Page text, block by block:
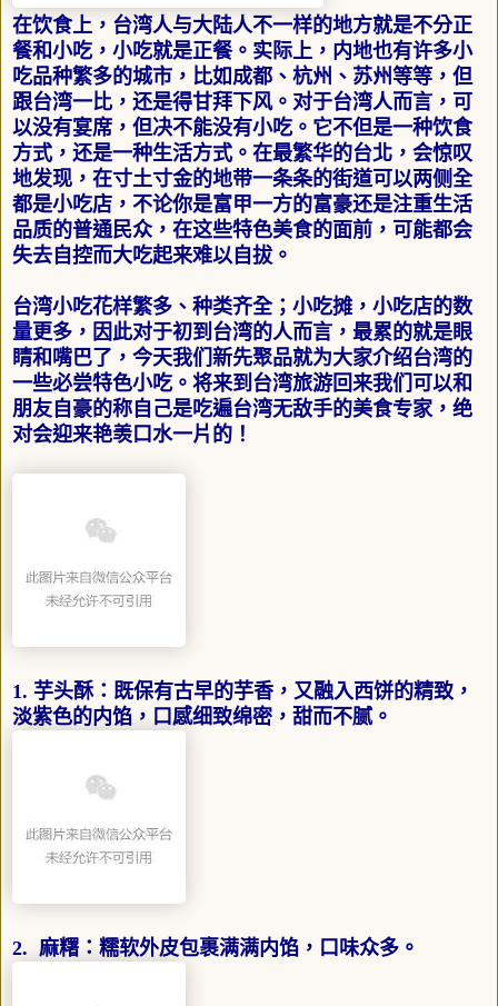
在饮食上，台湾人与大陆人不一样的地方就是不分正
餐和小吃，小吃就是正餐。实际上，内地也有许多小
吃品种繁多的城市，比如成都、杭州、苏州等等，但
跟台湾一比，还是得甘拜下风。对于台湾人而言，可
以没有宴席，但决不能没有小吃。它不但是一种饮食
方式，还是一种生活方式。在最繁华的台北，会惊叹
地发现，在寸土寸金的地带一条条的街道可以两侧全
都是小吃店，不论你是富甲一方的富豪还是注重生活
品质的普通民众，在这些特色美食的面前，可能都会
失去自控而大吃起来难以自拔。
台湾小吃花样繁多、种类齐全；小吃摊，小吃店的数
量更多，因此对于初到台湾的人而言，最累的就是眼
睛和嘴巴了，今天我们新先聚品就为大家介绍台湾的
一些必尝特色小吃。将来到台湾旅游回来我们可以和
朋友自豪的称自己是吃遍台湾无敌手的美食专家，绝
对会迎来艳羡口水一片的！
1. 芋头酥：既保有古早的芋香，又融入西饼的精致，
淡紫色的内馅，口感细致绵密，甜而不腻。
2. 麻糬：糯软外皮包裹满满内馅，口味众多。